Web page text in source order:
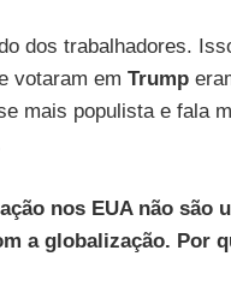
dos trabalhadores.
votaram em Trump
mais populista e fala
nos EUA não são
a globalização. Por